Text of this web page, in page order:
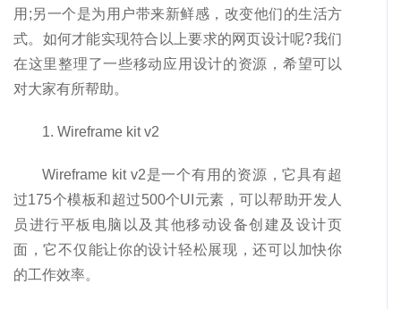
用;另一个是为用户带来新鲜感，改变他们的生活方
式。如何才能实现符合以上要求的网页设计呢?我们
在这里整理了一些移动应用设计的资源，希望可以
对大家有所帮助。
1. Wireframe kit v2
Wireframe kit v2是一个有用的资源，它具有超
过175个模板和超过500个UI元素，可以帮助开发人
员进行平板电脑以及其他移动设备创建及设计页
面，它不仅能让你的设计轻松展现，还可以加快你
的工作效率。